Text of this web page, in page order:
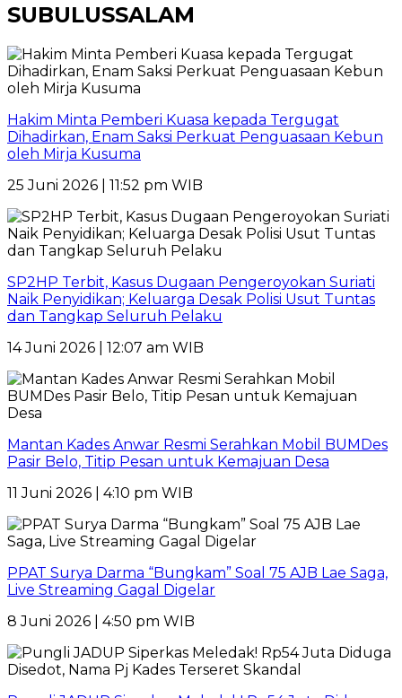
SUBULUSSALAM
Hakim Minta Pemberi Kuasa kepada Tergugat
Dihadirkan, Enam Saksi Perkuat Penguasaan Kebun
oleh Mirja Kusuma
25 Juni 2026 | 11:52 pm WIB
SP2HP Terbit, Kasus Dugaan Pengeroyokan Suriati
Naik Penyidikan; Keluarga Desak Polisi Usut Tuntas
dan Tangkap Seluruh Pelaku
14 Juni 2026 | 12:07 am WIB
Mantan Kades Anwar Resmi Serahkan Mobil BUMDes
Pasir Belo, Titip Pesan untuk Kemajuan Desa
11 Juni 2026 | 4:10 pm WIB
PPAT Surya Darma “Bungkam” Soal 75 AJB Lae Saga,
Live Streaming Gagal Digelar
8 Juni 2026 | 4:50 pm WIB